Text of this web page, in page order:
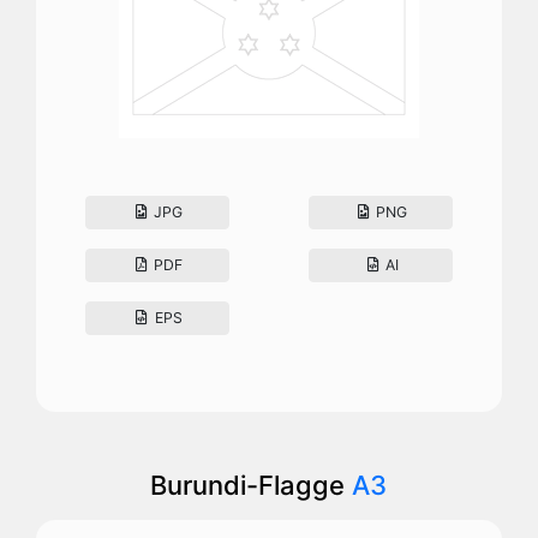
JPG PNG
PDF AI
EPS
Burundi-Flagge A3